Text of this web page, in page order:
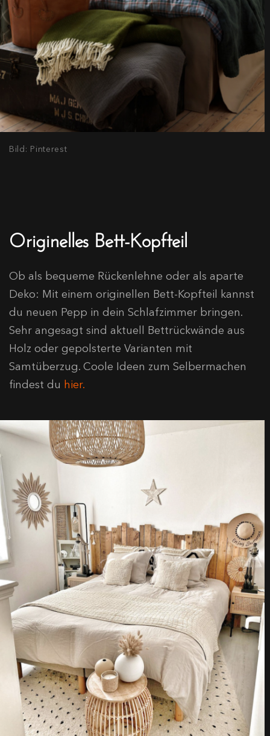
Bild: Pinterest
Originelles Bett-Kopfteil
Ob als bequeme Rückenlehne oder als aparte
Deko: Mit einem originellen Bett-Kopfteil kannst
du neuen Pepp in dein Schlafzimmer bringen.
Sehr angesagt sind aktuell Bettrückwände aus
Holz oder gepolsterte Varianten mit
Samtüberzug. Coole Ideen zum Selbermachen
findest du hier.